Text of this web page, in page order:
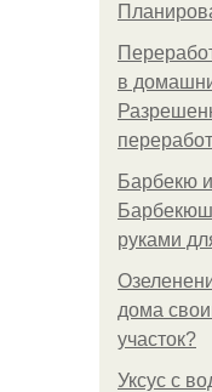
в
Барбекю
руками
дома
участок?
Уксус с